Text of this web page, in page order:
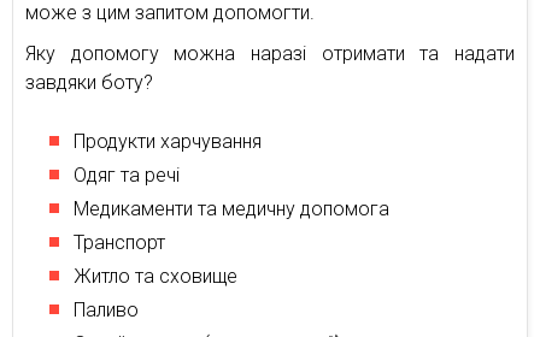
може з цим запитом допомогти.
Яку допомогу можна наразі отримати та надати
завдяки боту?
Продукти харчування
Одяг та речі
Медикаменти та медичну допомога
Транспорт
Житло та сховище
Паливо